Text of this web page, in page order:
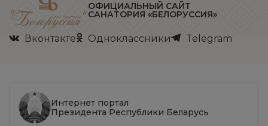
ОФИЦИАЛЬНЫЙ САЙТ
САНАТОРИЯ «БЕЛОРУССИЯ»
Вконтакте Одноклассники Telegram
Интернет портал
Президента Республики Беларусь